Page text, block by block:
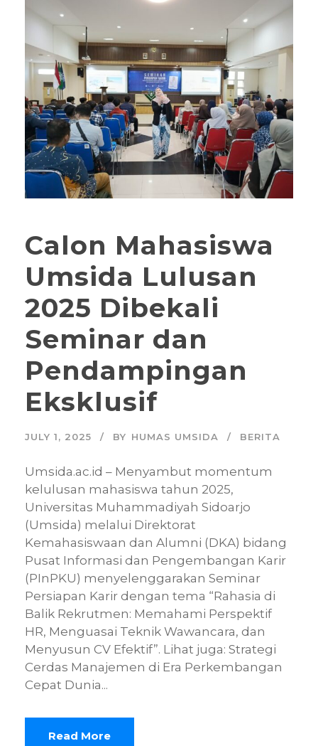
Calon Mahasiswa
Umsida Lulusan
2025 Dibekali
Seminar dan
Pendampingan
Eksklusif
JULY 1, 2025 BY HUMAS UMSIDA BERITA
Umsida.ac.id – Menyambut momentum
kelulusan mahasiswa tahun 2025,
Universitas Muhammadiyah Sidoarjo
(Umsida) melalui Direktorat
Kemahasiswaan dan Alumni (DKA) bidang
Pusat Informasi dan Pengembangan Karir
(PInPKU) menyelenggarakan Seminar
Persiapan Karir dengan tema “Rahasia di
Balik Rekrutmen: Memahami Perspektif
HR, Menguasai Teknik Wawancara, dan
Menyusun CV Efektif”. Lihat juga: Strategi
Cerdas Manajemen di Era Perkembangan
Cepat Dunia...
Read More